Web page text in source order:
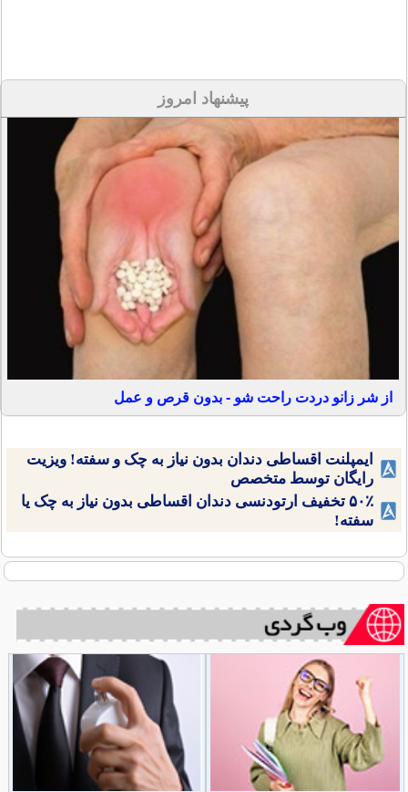
پیشنهاد امروز
از شر زانو دردت راحت شو - بدون قرص و عمل
ایمپلنت اقساطی دندان بدون نیاز به چک و سفته! ویزیت
رایگان توسط متخصص
۵۰٪ تخفیف ارتودنسی دندان اقساطی بدون نیاز به چک یا
سفته!